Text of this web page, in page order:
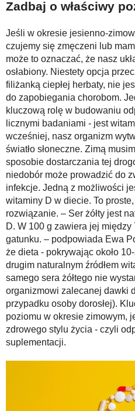
Zadbaj o właściwy
Jeśli w okresie jesienno-
czujemy się zmęczeni lub
może to oznaczać, że nasz
osłabiony. Niestety opcja
filiżanką ciepłej herbaty, nie
do zapobiegania chorobom.
kluczową rolę w budowaniu
licznymi badaniami - jest
wcześniej, nasz organizm
światło słoneczne. Zimą
sposobie dostarczania tej
niedobór może prowadzić do
infekcje. Jedną z możliwości
witaminy D w diecie. To
rozwiązanie. – Ser żółty jest
D. W 100 g zawiera jej
gatunku. – podpowiada Ewa
że dieta - pokrywając około
drugim naturalnym źródłem
samego sera żółtego nie
organizmowi zalecanej dawki
przypadku osoby dorosłej).
poziomu w okresie zimowym,
zdrowego stylu życia - czyli
suplementacji.